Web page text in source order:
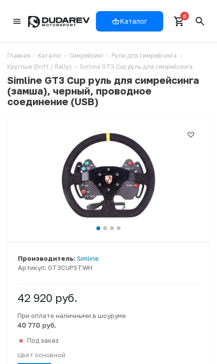
Каталог
0
Главная - Каталог - Симрейсинг - Рули для симрейсинга -
Круглые (Drift / Rally) - Simline GT3 Cup руль для симрейсинга
Simline GT3 Cup руль для симрейсинга
(замша), черный, проводное
соединение (USB)
Артикул: GT3CUPSTWH
Производитель: Simline
42 920 руб.
При оплате наличными в шоуруме
40 770 руб.
Под заказ
Цвет основной